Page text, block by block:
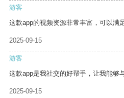
游客
这款app的视频资源非常丰富，可以满
2025-09-15
游客
这款app是我社交的好帮手，让我能够
2025-09-15